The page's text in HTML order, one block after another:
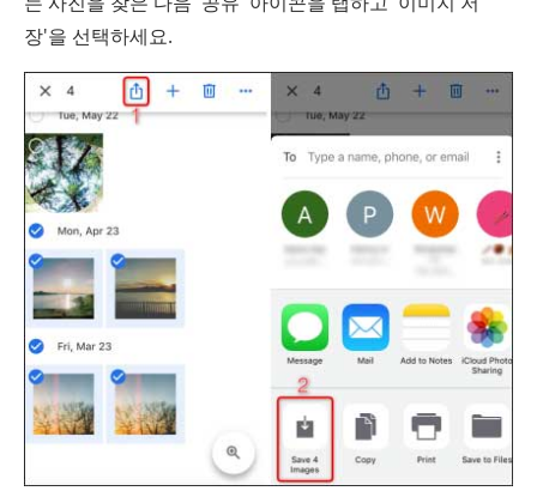
장'을 선택하세요.